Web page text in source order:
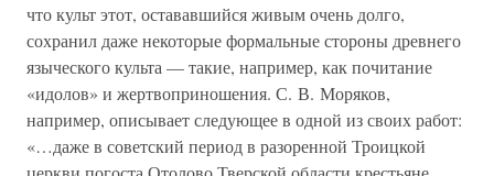
что культ этот, остававшийся живым очень долго,
сохранил даже некоторые формальные стороны древнего
языческого культа — такие, например, как почитание
«идолов» и жертвоприношения. С. В. Моряков,
например, описывает следующее в одной из своих работ:
«…даже в советский период в разоренной Троицкой